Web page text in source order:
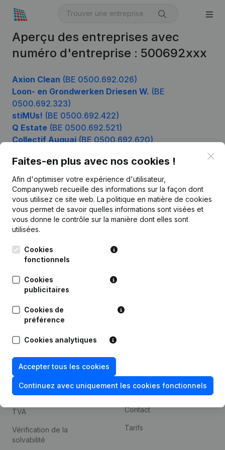
Aperçu des entreprises avec
numéro d'entreprise : 500692xxx
Axion Clean (BE 0500.692.026)
Loon- en Grondwerken Driesen W. (BE
0500.692.323)
stiMUs! (BE 0500.692.422)
Q Estate (BE 0500.692.521)
Collectif Auquai(BE 0500.692.620)
Faites-en plus avec nos cookies !
Afin d'optimiser votre expérience d'utilisateur,
Companyweb recueille des informations sur la façon dont
vous utilisez ce site web. La politique en matière de cookies
vous permet de savoir quelles informations sont visées et
vous donne le contrôle sur la manière dont elles sont
utilisées.
Cookies
fonctionnels
Cookies
publicitaires
Cookies de
préférence
Cookies analytiques
Accepter tous les cookies
Continuez avec uniquement les cookies fonctionnels
Français
Kantorenpark Everest
Leuvensesteenweg
1800 Vilvoorde
Produit
Informations d’entreprise
Monitoring
Compliance et prévention
de la fraude
Consulter des comptes
annuels
TVA
Vérification de la
solvabilité
Contact
Tarifs